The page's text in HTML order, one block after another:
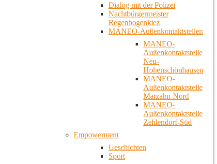
Dialog mit der Polizei
Nachtbürgermeister
Regenbogenkiez
MANEO-Außenkontaktstellen
MANEO-
Außenkontaktstelle
Neu-
Hohenschönhausen
MANEO-
Außenkontaktstelle
Marzahn-Nord
MANEO-
Außenkontaktstelle
Zehlendorf-Süd
Empowerment
Geschichten
Sport